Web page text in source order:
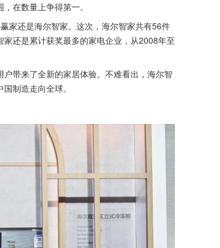
在数量上争得第一。
家还是海尔智家。这次，海尔智家共有56件
还是累计获奖最多的家电企业，从2008年至
带来了全新的家居体验。不难看出，海尔智
制造走向全球。